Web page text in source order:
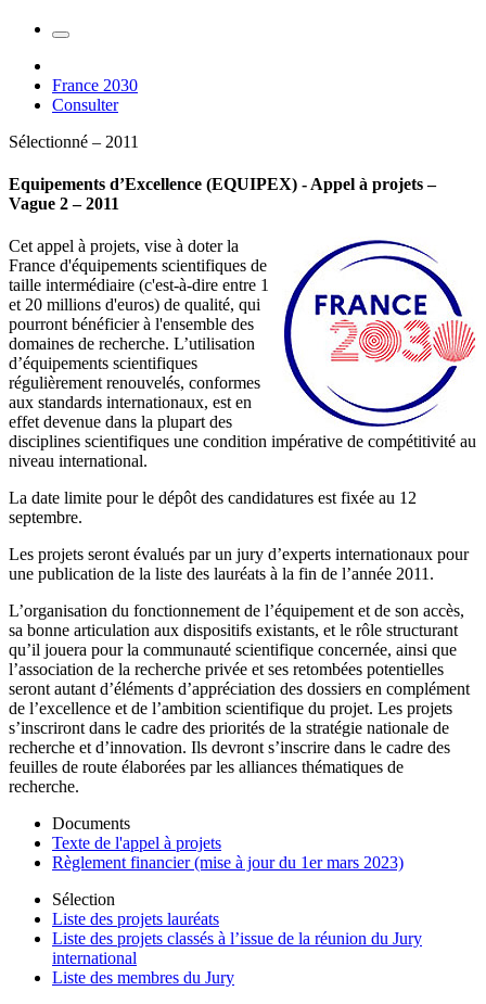
France 2030
Consulter
Sélectionné – 2011
Equipements d’Excellence (EQUIPEX) - Appel à projets –
Vague 2 – 2011
Cet appel à projets, vise à doter la
France d'équipements scientifiques de
taille intermédiaire (c'est-à-dire entre 1
et 20 millions d'euros) de qualité, qui
pourront bénéficier à l'ensemble des
domaines de recherche. L’utilisation
d’équipements scientifiques
régulièrement renouvelés, conformes
aux standards internationaux, est en
effet devenue dans la plupart des
disciplines scientifiques une condition impérative de compétitivité au
niveau international.
La date limite pour le dépôt des candidatures est fixée au 12
septembre.
Les projets seront évalués par un jury d’experts internationaux pour
une publication de la liste des lauréats à la fin de l’année 2011.
L’organisation du fonctionnement de l’équipement et de son accès,
sa bonne articulation aux dispositifs existants, et le rôle structurant
qu’il jouera pour la communauté scientifique concernée, ainsi que
l’association de la recherche privée et ses retombées potentielles
seront autant d’éléments d’appréciation des dossiers en complément
de l’excellence et de l’ambition scientifique du projet. Les projets
s’inscriront dans le cadre des priorités de la stratégie nationale de
recherche et d’innovation. Ils devront s’inscrire dans le cadre des
feuilles de route élaborées par les alliances thématiques de
recherche.
Documents
Texte de l'appel à projets
Règlement financier (mise à jour du 1er mars 2023)
Sélection
Liste des projets lauréats
Liste des projets classés à l’issue de la réunion du Jury
international
Liste des membres du Jury